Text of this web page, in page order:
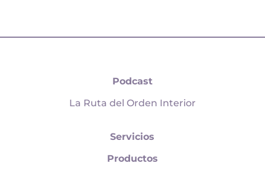
Podcast
La Ruta del Orden Interior
Servicios
Productos